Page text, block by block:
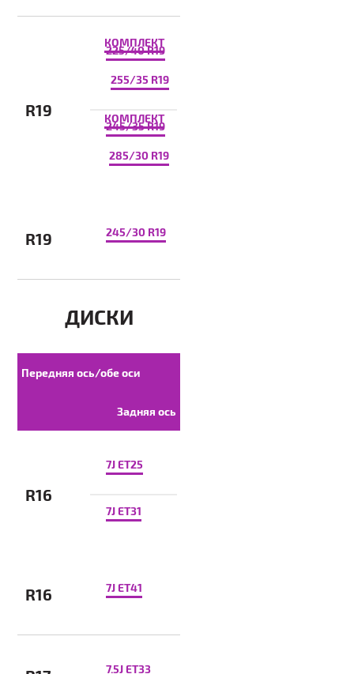
R19
КОМПЛЕКТ
225/40 R19
255/35 R19
КОМПЛЕКТ
245/35 R19
285/30 R19
R19 245/30 R19
ДИСКИ
Передняя ось/обе оси
Задняя ось
R16
7J ET25
7J ET31
R16 7J ET41
7.5J ET33